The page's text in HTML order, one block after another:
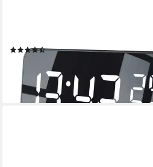
(100)
29,95 € UVP
-40%
lieferbar - in 2-3 Werktagen bei dir